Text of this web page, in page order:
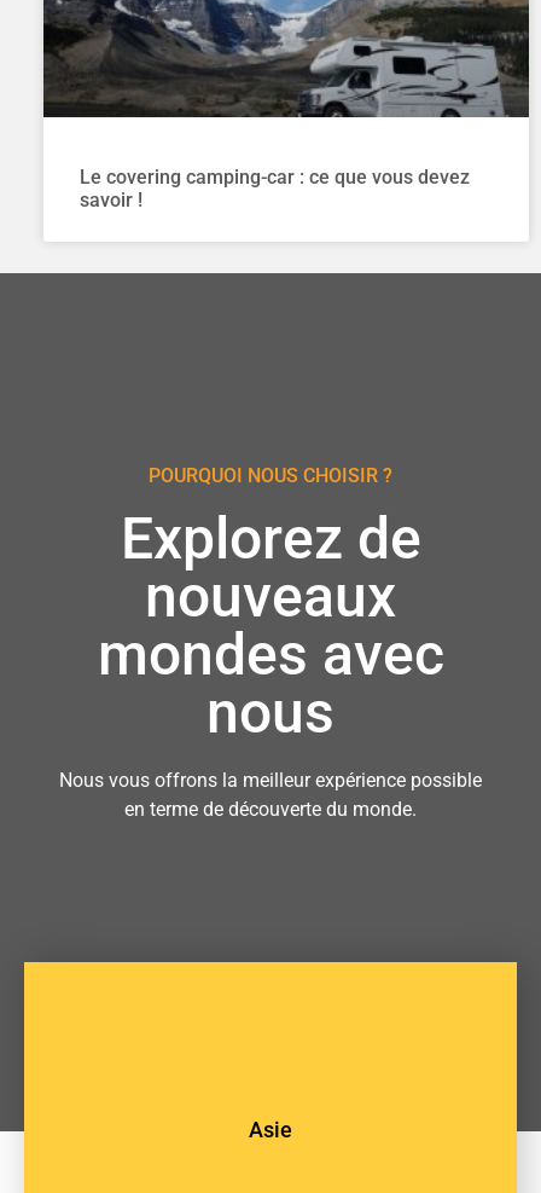
Le covering camping-car : ce que vous devez
savoir !
POURQUOI NOUS CHOISIR ?
Explorez de
nouveaux
mondes avec
nous
Nous vous offrons la meilleur expérience possible
en terme de découverte du monde.
Asie